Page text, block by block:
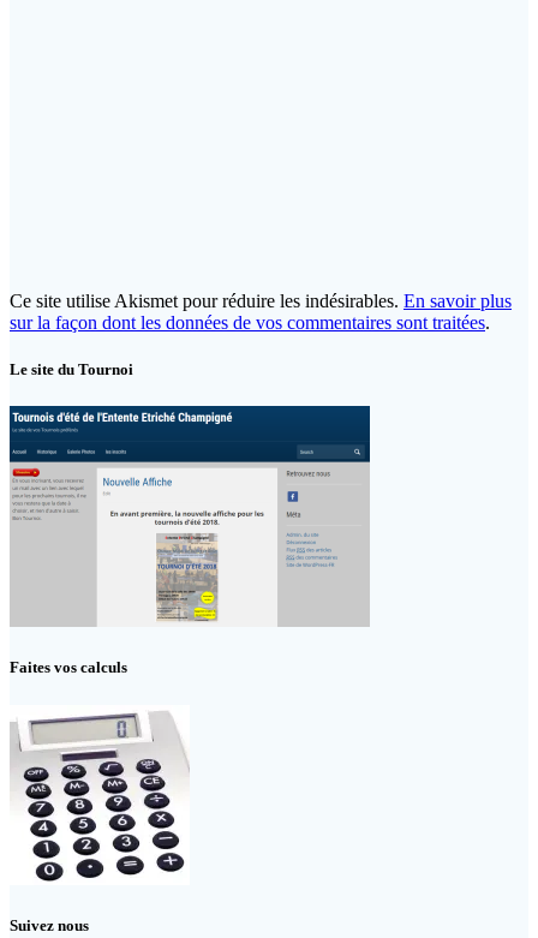
Ce site utilise Akismet pour réduire les indésirables. En savoir plus
sur la façon dont les données de vos commentaires sont traitées.
Le site du Tournoi
Faites vos calculs
Suivez nous